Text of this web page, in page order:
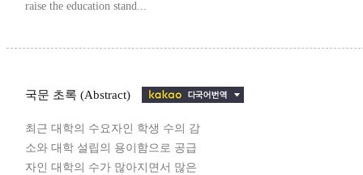
raise the education stand...
국문 초록 (Abstract)
최근 대학의 수요자인 학생 수의 감
소와 대학 설립의 용이함으로 공급
자인 대학의 수가 많아지면서 많은